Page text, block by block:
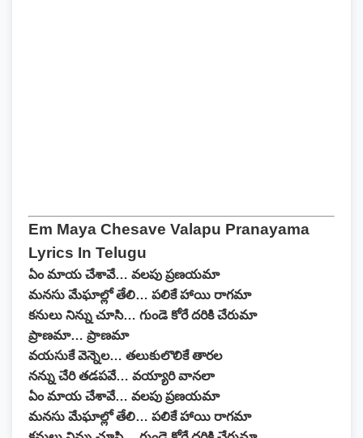
Em Maya Chesave Valapu Pranayama
Lyrics In Telugu
ఏం మాయ చేశావే… వలపు ప్రణయమా
మనసు మేఘాల్లో తేలి… పలికే హాయి రాగమా
కనులు నిన్ను చూసి… గుండె కోరే దరికి చేరుమా
ప్రాణమా… ప్రాణమా
వయసుకే వెన్నెల… తలుకులొలికే తారల
నన్ను చేరి తడపవే… వయ్యారి వానలా
ఏం మాయ చేశావే… వలపు ప్రణయమా
మనసు మేఘాల్లో తేలి… పలికే హాయి రాగమా